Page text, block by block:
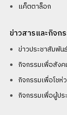
แค็ตตาล็อก
ข่าวสารและกิจก
ข่าวประชาสัมพัน
กิจกรรมเพื่อสัง
กิจกรรมเพื่อโชห่
กิจกรรมเพื่อผู้ป